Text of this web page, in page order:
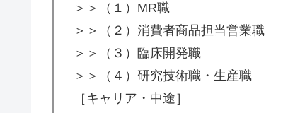
＞＞（１）MR職
＞＞（２）消費者商品担当営業職
＞＞（３）臨床開発職
＞＞（４）研究技術職・生産職
［キャリア・中途］